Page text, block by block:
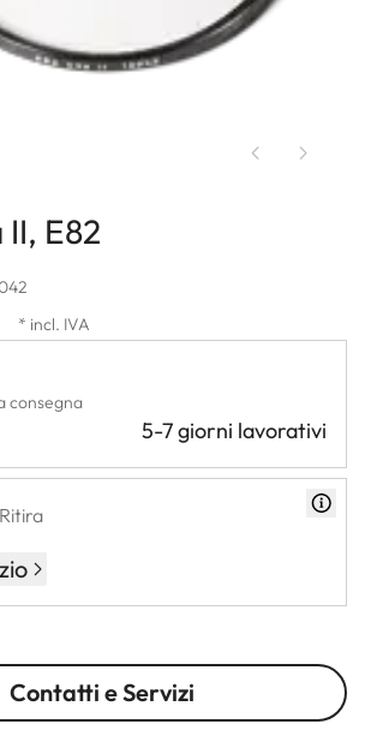
E82
* incl. IVA
consegna
5-7 giorni lavorativi
Contatti e Servizi